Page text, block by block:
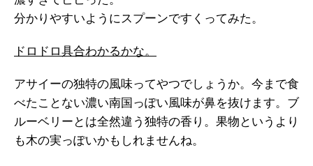
分かりやすいようにスプーンですくってみた。
ドロドロ具合わかるかな。
アサイーの独特の風味ってやつでしょうか。今まで食
べたことない濃い南国っぽい風味が鼻を抜けます。ブ
ルーベリーとは全然違う独特の香り。果物というより
も木の実っぽいかもしれませんね。